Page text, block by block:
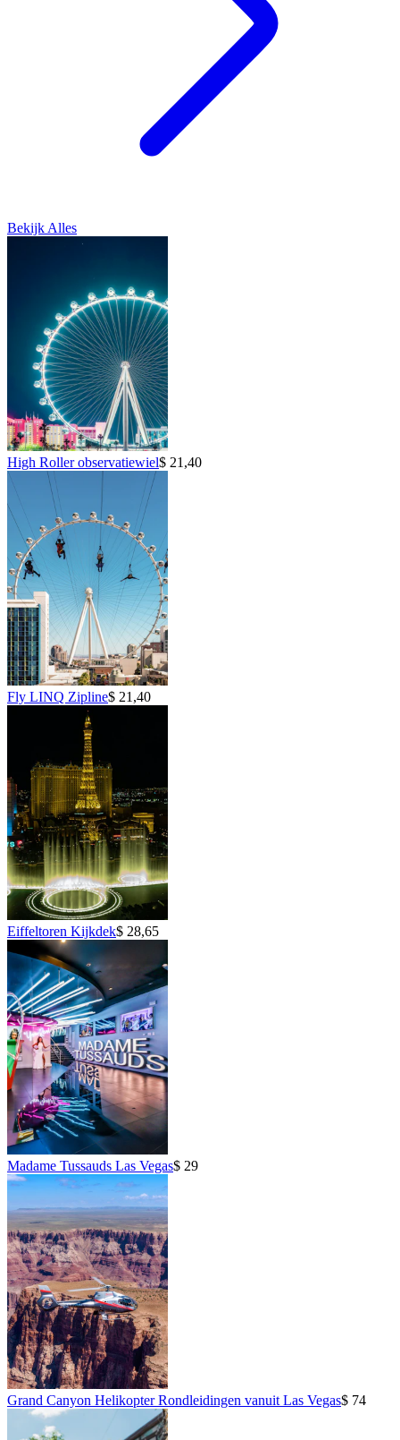
Bekijk Alles
High Roller observatiewiel$ 21,40
Fly LINQ Zipline$ 21,40
Eiffeltoren Kijkdek$ 28,65
Madame Tussauds Las Vegas$ 29
Grand Canyon Helikopter Rondleidingen vanuit Las Vegas$ 74